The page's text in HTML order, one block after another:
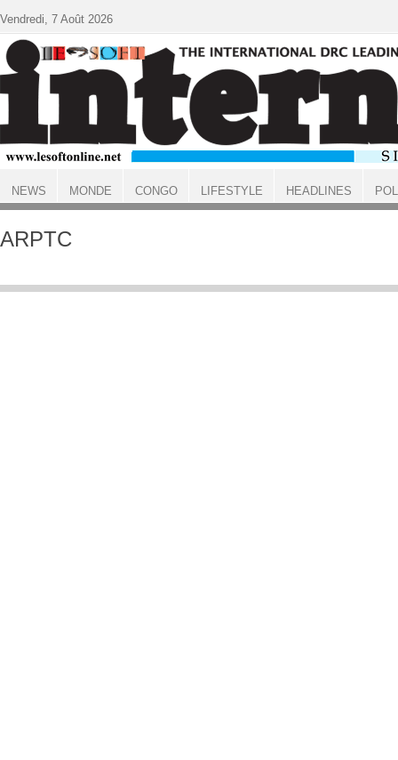
ACCUEIL
ARPTC
Vendredi, 7 Août 2026
NEWS MONDE CONGO LIFESTYLE HEADLINES